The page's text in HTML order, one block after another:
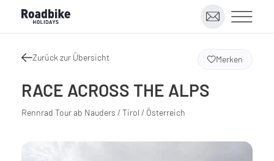
Zurück zur Übersicht
RACE ACROSS THE ALPS
Rennrad Tour ab Nauders / Tirol / Österreich
Merken